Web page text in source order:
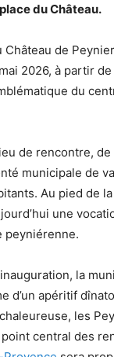
du Château.
Château de
2026, à partir
du
de rencontre,
municipale de
Au pied de
une
peyniérenne.
la
d’un apéritif
les
central des